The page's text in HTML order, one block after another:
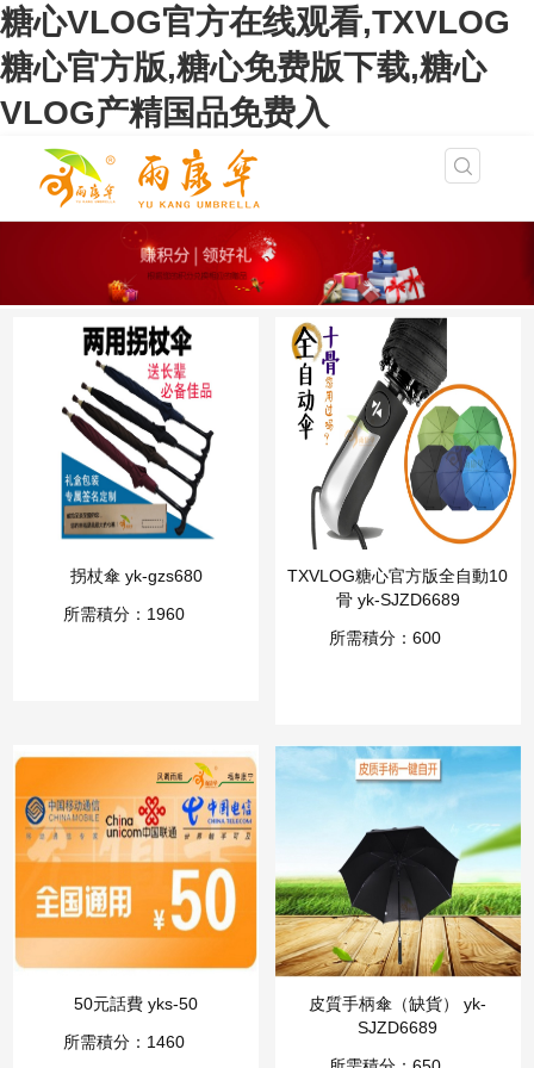
糖心VLOG官方在线观看,TXVLOG
糖心官方版,糖心免费版下载,糖心
VLOG产精国品免费入
拐杖傘 yk-gzs680
所需積分：1960
TXVLOG糖心官方版全自動10
骨 yk-SJZD6689
所需積分：600
50元話費 yks-50
所需積分：1460
皮質手柄傘（缺貨） yk-
SJZD6689